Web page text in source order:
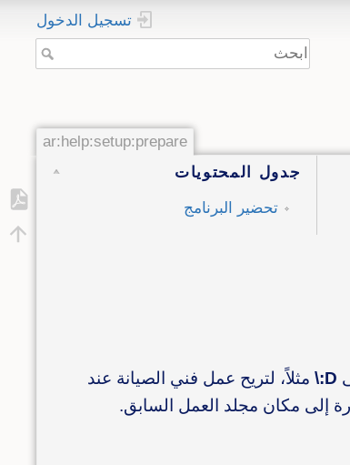
تسجيل الدخول
ar:help:setup:prepare
جدول المحتويات
تحضير البرنامج
D:\
مثلاً، لتريح عمل فني الصيانة عند